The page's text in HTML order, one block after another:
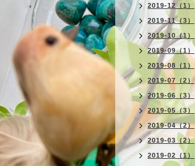
2019-12（1）
2019-11（3）
2019-10（1）
2019-09（1）
2019-08（1）
2019-07（2）
2019-06（3）
2019-05（3）
2019-04（2）
2019-03（2）
2019-02（1）